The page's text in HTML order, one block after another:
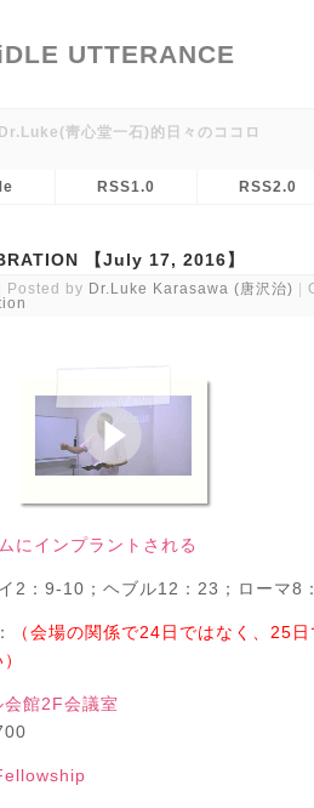
UTTERANCE
靑心堂一石)的日々のココロ
RSS1.0 RSS2.0
【July 17, 2016】
Posted by Dr.Luke Karasawa (唐沢治)
にインプラントされる
イ2：9-10；ヘブル12：23；ローマ8
：
（会場の関係で24日ではなく、25
会館2F会議室